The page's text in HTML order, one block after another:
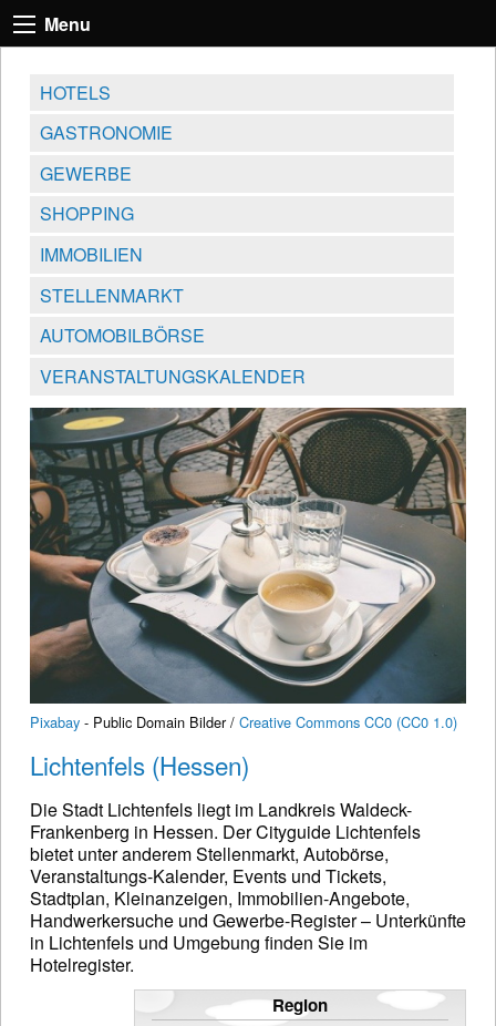
Menu
HOTELS
GASTRONOMIE
GEWERBE
SHOPPING
IMMOBILIEN
STELLENMARKT
AUTOMOBILBÖRSE
VERANSTALTUNGSKALENDER
Pixabay - Public Domain Bilder / Creative Commons CC0 (CC0 1.0)
Lichtenfels (Hessen)
Die Stadt Lichtenfels liegt im Landkreis Waldeck-
Frankenberg in Hessen. Der Cityguide Lichtenfels
bietet unter anderem Stellenmarkt, Autobörse,
Veranstaltungs-Kalender, Events und Tickets,
Stadtplan, Kleinanzeigen, Immobilien-Angebote,
Handwerkersuche und Gewerbe-Register – Unterkünfte
in Lichtenfels und Umgebung finden Sie im
Hotelregister.
Region